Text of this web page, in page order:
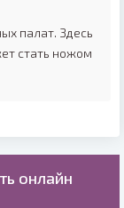
палат. Здесь
стать ножом
онлайн